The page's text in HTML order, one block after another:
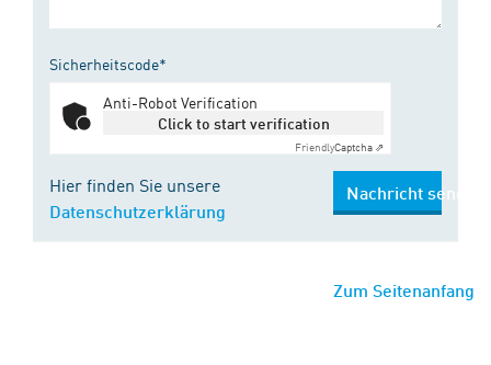
Sicherheitscode*
Anti-Robot Verification
Click to start verification
FriendlyCaptcha ⇗
Hier finden Sie unsere
Datenschutzerklärung
Nachricht senden
Zum Seitenanfang